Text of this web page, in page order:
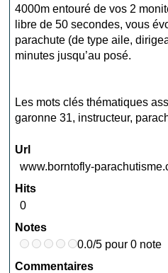
4000m entouré de vos 2
libre de 50 secondes, vous
parachute (de type aile,
minutes jusqu’au posé.
Les mots clés thématiques
garonne 31, instructeur,
Url
www.borntofly-
Hits
0
Notes
0.0/5 pour 0 note
Commentaires